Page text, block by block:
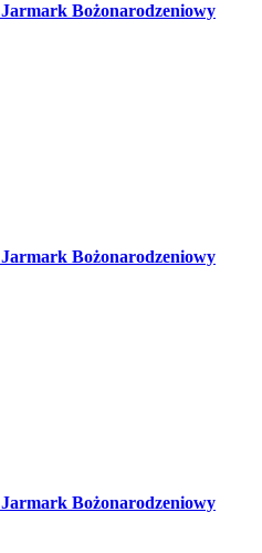
Jarmark Bożonarodzeniowy
Jarmark Bożonarodzeniowy
Jarmark Bożonarodzeniowy